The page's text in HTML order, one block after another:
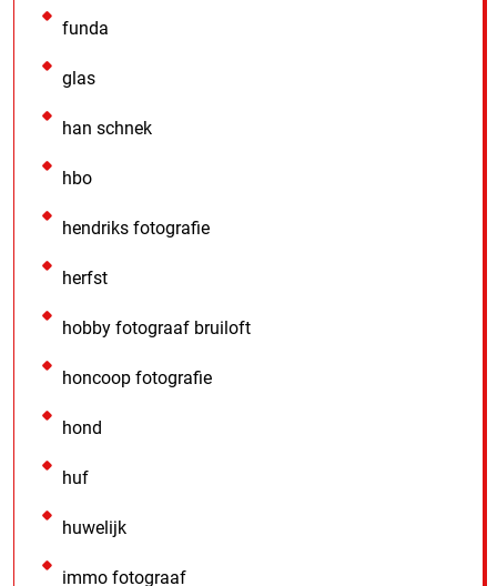
funda
glas
han schnek
hbo
hendriks fotografie
herfst
hobby fotograaf bruiloft
honcoop fotografie
hond
huf
huwelijk
immo fotograaf